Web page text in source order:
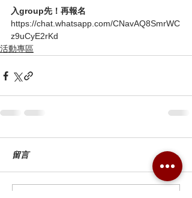
入group先！再報名
https://chat.whatsapp.com/CNavAQ8SmrWC
z9uCyE2rKd
活動專區
留言